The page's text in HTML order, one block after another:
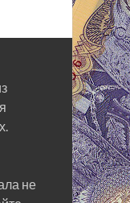
не